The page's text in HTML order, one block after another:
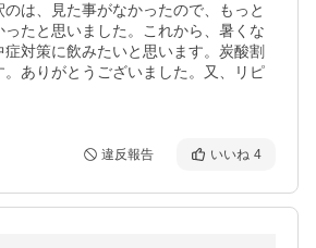
は、見た事がなかったので、もっと
たと思いました。これから、暑くな
対策に飲みたいと思います。炭酸割
。ありがとうございました。又、リピ
違反報告 いいね 4